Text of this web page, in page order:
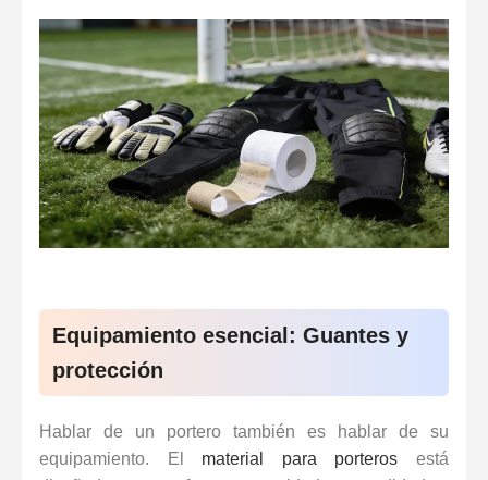
Equipamiento esencial: Guantes y
protección
Hablar de un portero también es hablar de su
equipamiento. El material para porteros está